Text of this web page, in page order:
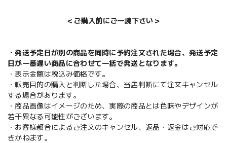
＜ご購入前にご一読下さい＞
・発送予定日が別の商品を同時に予約注文された場合、発送予定
日が一番遅い商品に合わせて一括で発送となります。
・表示金額は税込み価格です。
・転売目的の購入と判断した場合、当店判断にて注文キャンセル
する場合があります。
・商品画像はイメージのため、実際の商品とは色味やデザインが
若干異なる可能性がございます。
・お客様都合によるご注文のキャンセル、返品・返金はご対応で
きかねます。